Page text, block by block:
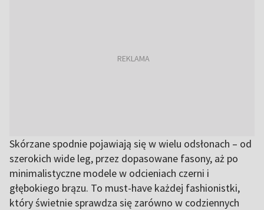
Skórzane spodnie pojawiają się w wielu odsłonach – od
szerokich wide leg, przez dopasowane fasony, aż po
minimalistyczne modele w odcieniach czerni i
głębokiego brązu. To must-have każdej fashionistki,
który świetnie sprawdza się zarówno w codziennych